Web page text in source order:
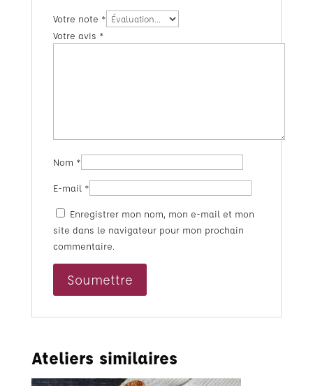
Votre note *
Votre avis *
Nom *
E-mail *
Enregistrer mon nom, mon e-mail et mon
site dans le navigateur pour mon prochain
commentaire.
Ateliers similaires